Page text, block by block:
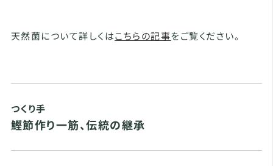
天然菌について詳しくはこちらの記事をご覧ください。
つくり手
鰹節作り一筋、伝統の継承